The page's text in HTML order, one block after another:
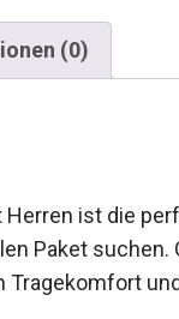
(0)
ist die
Paket
Tragekomfort